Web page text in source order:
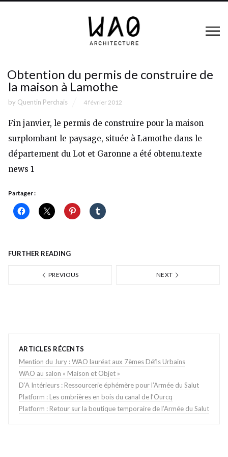
Obtention du permis de construire de
la maison à Lamothe
by Quentin Perchais 4 février 2012
Fin janvier, le permis de construire pour la maison
surplombant le paysage, située à Lamothe dans le
département du Lot et Garonne a été obtenu.texte
news 1
Partager :
FURTHER READING
PREVIOUS NEXT
ARTICLES RÉCENTS
Mention du Jury : WAO lauréat aux 7èmes Défis Urbains
WAO au salon « Maison et Objet »
D’A Intérieurs : Ressourcerie éphémère pour l’Armée du Salut
Platform : Les ombrières en bois du canal de l’Ourcq
Platform : Retour sur la boutique temporaire de l’Armée du Salut